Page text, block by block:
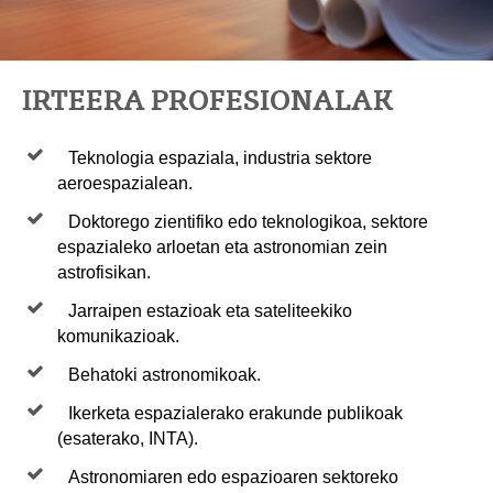
IRTEERA PROFESIONALAK
Teknologia espaziala, industria sektore
aeroespazialean.
Doktorego zientifiko edo teknologikoa, sektore
espazialeko arloetan eta astronomian zein
astrofisikan.
Jarraipen estazioak eta sateliteekiko
komunikazioak.
Behatoki astronomikoak.
Ikerketa espazialerako erakunde publikoak
(esaterako, INTA).
Astronomiaren edo espazioaren sektoreko